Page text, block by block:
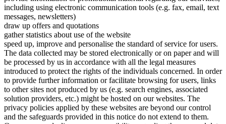
including using electronic communication tools (e.g. fax, email, text
messages, newsletters)
draw up offers and quotations
gather statistics about use of the website
speed up, improve and personalise the standard of service for users.
The data collected may be stored electronically or on paper and will
be processed by us in accordance with all the legal measures
introduced to protect the rights of the individuals concerned. In order
to provide further information or facilitate browsing for users, links
to other sites not produced by us (e.g. search engines, associated
solution providers, etc.) might be hosted on our websites. The
privacy policies applied by these websites are beyond our control
and the safeguards provided in this notice do not extend to them.